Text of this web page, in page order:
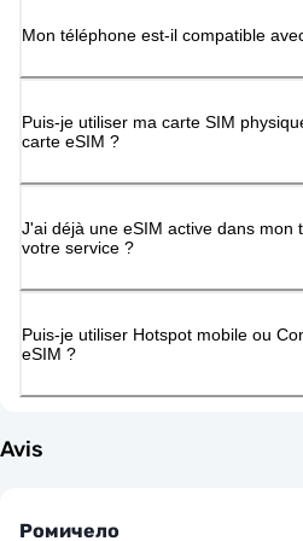
Mon téléphone est-il compatible
Puis-je utiliser ma carte SIM
carte eSIM ?
J'ai déjà une eSIM active dans mon
votre service ?
Puis-je utiliser Hotspot mobile ou
eSIM ?
Avis
Ромичело